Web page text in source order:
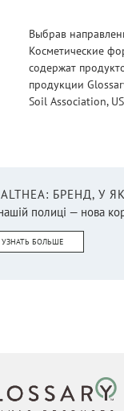
Выбрав
Косметические
содержат
продукции
Soil Association,
БРЕНД, У
полиці — нова
УЗНАТЬ БОЛЬШЕ